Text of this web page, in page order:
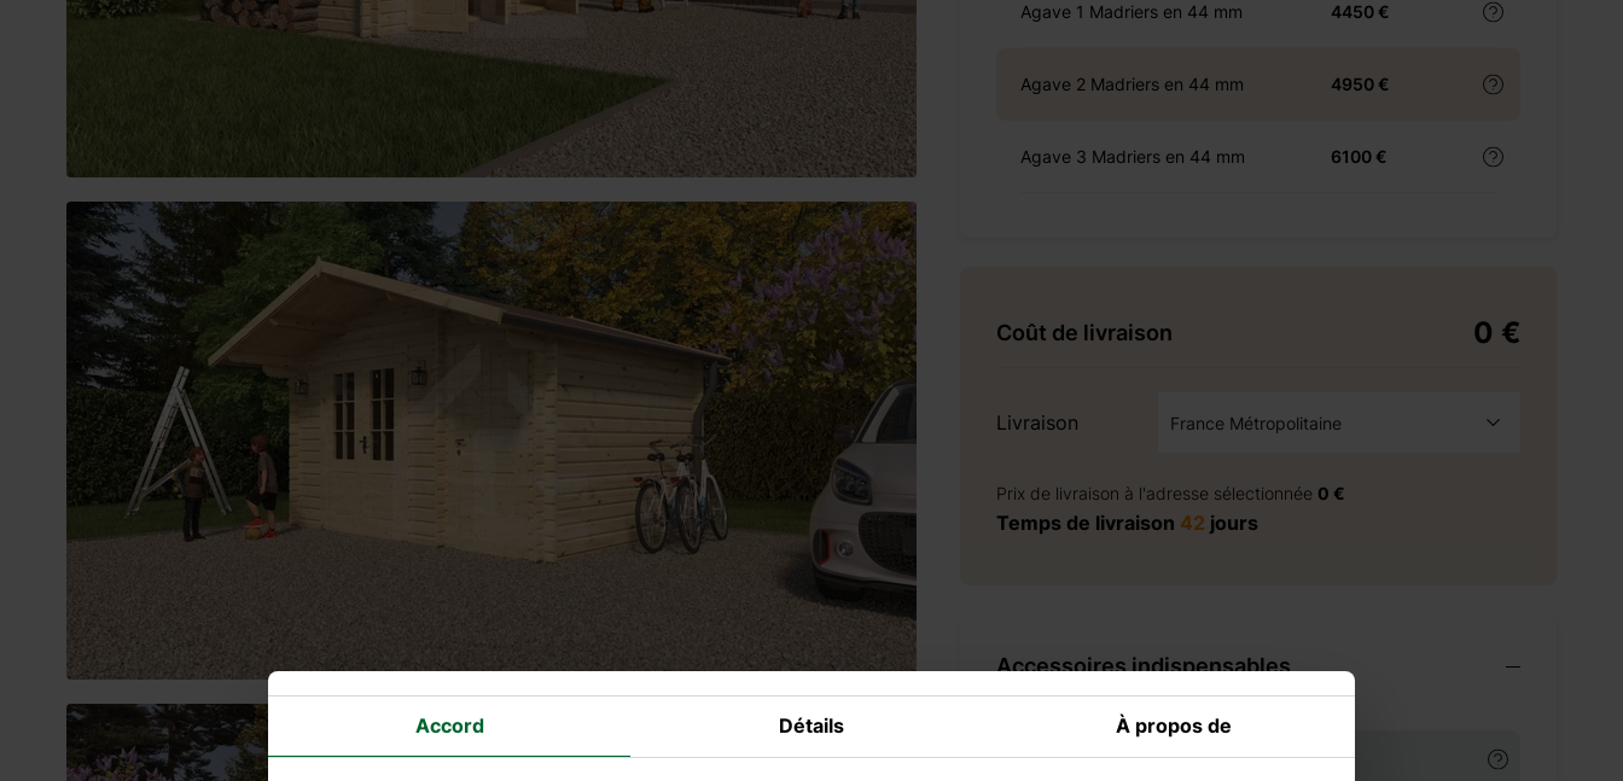
Agave 1 Madriers en 44 mm 4450 €
Agave 2 Madriers en 44 mm 4950 €
Agave 3 Madriers en 44 mm 6100 €
Coût de livraison 0 €
Livraison France Métropolitaine
Prix de livraison à l'adresse sélectionnée 0 €
Temps de livraison 42 jours
Accessoires indispensables
PRODUITS DE TRAITEMENT DU BOIS
Accord Détails À propos de